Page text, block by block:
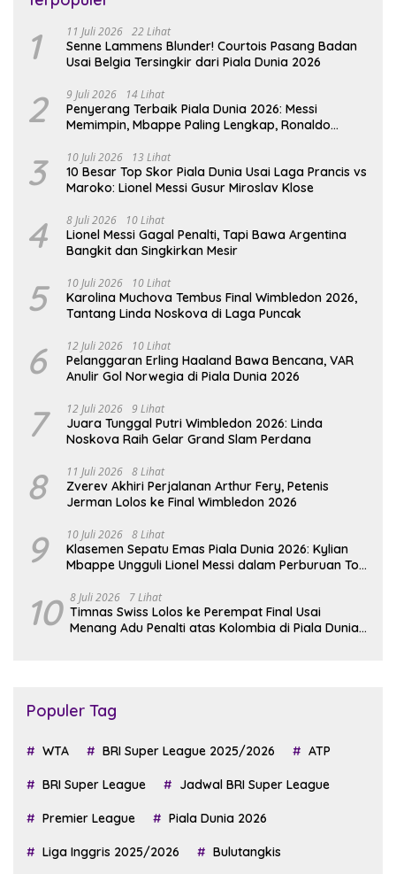
1 11 Juli 2026 22 Lihat
Senne Lammens Blunder! Courtois Pasang Badan
Usai Belgia Tersingkir dari Piala Dunia 2026
2 9 Juli 2026 14 Lihat
Penyerang Terbaik Piala Dunia 2026: Messi
Memimpin, Mbappe Paling Lengkap, Ronaldo
3 10 Juli 2026 13 Lihat
10 Besar Top Skor Piala Dunia Usai Laga Prancis vs
Maroko: Lionel Messi Gusur Miroslav Klose
4 8 Juli 2026 10 Lihat
Lionel Messi Gagal Penalti, Tapi Bawa Argentina
Bangkit dan Singkirkan Mesir
5 10 Juli 2026 10 Lihat
Karolina Muchova Tembus Final Wimbledon 2026,
Tantang Linda Noskova di Laga Puncak
6 12 Juli 2026 10 Lihat
Pelanggaran Erling Haaland Bawa Bencana, VAR
Anulir Gol Norwegia di Piala Dunia 2026
7 12 Juli 2026 9 Lihat
Juara Tunggal Putri Wimbledon 2026: Linda
Noskova Raih Gelar Grand Slam Perdana
8 11 Juli 2026 8 Lihat
Zverev Akhiri Perjalanan Arthur Fery, Petenis
Jerman Lolos ke Final Wimbledon 2026
9 10 Juli 2026 8 Lihat
Klasemen Sepatu Emas Piala Dunia 2026: Kylian
Mbappe Ungguli Lionel Messi dalam Perburuan Top
10 8 Juli 2026 7 Lihat
Timnas Swiss Lolos ke Perempat Final Usai
Menang Adu Penalti atas Kolombia di Piala Dunia
Populer Tag
WTA BRI Super League 2025/2026 ATP
BRI Super League Jadwal BRI Super League
Premier League Piala Dunia 2026
Liga Inggris 2025/2026 Bulutangkis